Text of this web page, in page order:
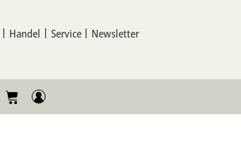
Handel Service Newsletter